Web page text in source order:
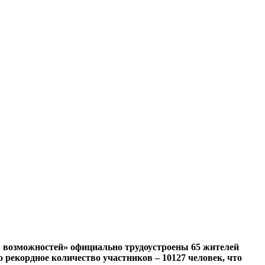
официально трудоустроены 65 жителей
количество участников – 10127 человек, что